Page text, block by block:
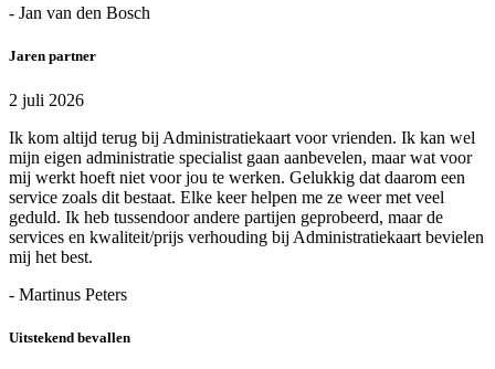
- Jan van den Bosch
Jaren partner
2 juli 2026
Ik kom altijd terug bij Administratiekaart voor vrienden. Ik kan wel
mijn eigen administratie specialist gaan aanbevelen, maar wat voor
mij werkt hoeft niet voor jou te werken. Gelukkig dat daarom een
service zoals dit bestaat. Elke keer helpen me ze weer met veel
geduld. Ik heb tussendoor andere partijen geprobeerd, maar de
services en kwaliteit/prijs verhouding bij Administratiekaart bevielen
mij het best.
- Martinus Peters
Uitstekend bevallen